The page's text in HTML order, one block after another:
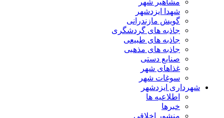
شهدا ایزدشهر
گویش مازندرانی
جاذبه های گردشگری
جاذبه های طبیعی
جاذبه های مذهبی
صنایع دستی
غذاهای شهر
سوغات شهر
شهرداری ایزدشهر
اطلاعیه ها
خبرها
منشور اخلاقی